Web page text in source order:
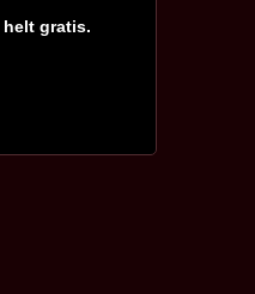
helt gratis.